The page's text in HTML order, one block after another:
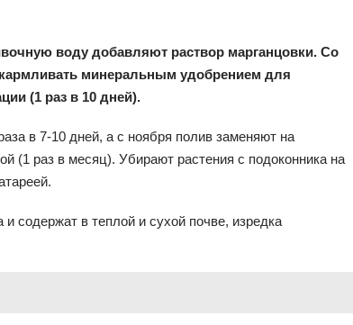
воду добавляют раствор марганцовки. Со
минеральным удобрением для
(1 раз в 10 дней).
в 7-10 дней, а с ноября полив заменяют на
(1 раз в месяц). Убирают растения с подоконника на
содержат в теплой и сухой почве, изредка